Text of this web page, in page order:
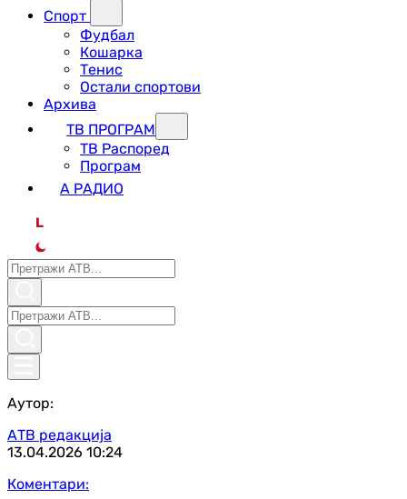
Спорт
Фудбал
Кошарка
Тенис
Остали спортови
Архива
ТВ ПРОГРАМ
ТВ Распоред
Програм
А РАДИО
L
Аутор:
АТВ редакција
13.04.2026 10:24
Коментари: